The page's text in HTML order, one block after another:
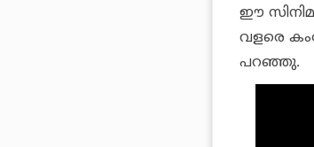
ഈ
വളരെ
പറഞ്ഞു.